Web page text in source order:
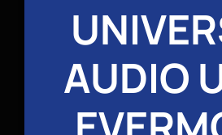
AUDIO